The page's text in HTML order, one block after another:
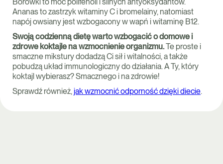
Ananas to zastrzyk witaminy C i bromelainy, natomiast
napój owsiany jest wzbogacony w wapń i witaminę B12.
Swoją codzienną dietę warto wzbogacić o domowe i
zdrowe koktajle na wzmocnienie organizmu.Te proste i
smaczne mikstury dodadzą Ci sił i witalności, a także
pobudzą układ immunologiczny do działania. A Ty, który
koktajl wybierasz? Smacznego i na zdrowie!
Sprawdź również,jak wzmocnić odporność dzięki diecie.